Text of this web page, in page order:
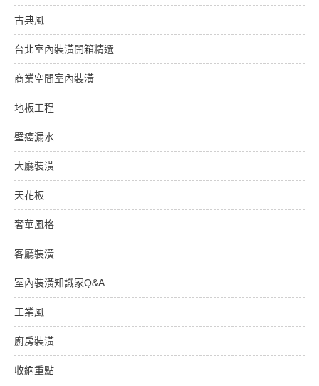
古典風
台北室內裝潢開箱精選
商業空間室內裝潢
地板工程
壁癌漏水
大廳裝潢
天花板
奢華風格
客廳裝潢
室內裝潢知識家Q&A
工業風
廚房裝潢
收納重點